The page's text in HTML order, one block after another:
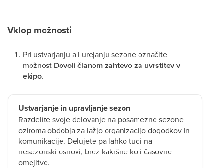
Vklop možnosti
Pri ustvarjanju ali urejanju sezone označite
možnost Dovoli članom zahtevo za uvrstitev v
ekipo.
Ustvarjanje in upravljanje sezon
Razdelite svoje delovanje na posamezne sezone
oziroma obdobja za lažjo organizacijo dogodkov in
komunikacije. Delujete pa lahko tudi na
nesezonski osnovi, brez kakršne koli časovne
omejitve.